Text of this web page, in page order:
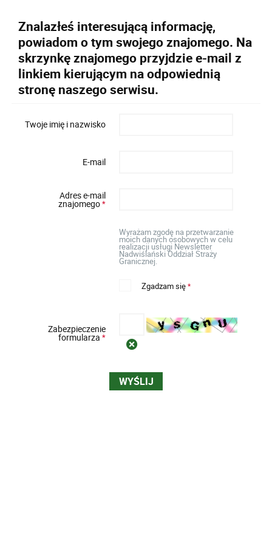
Znalazłeś interesującą informację,
powiadom o tym swojego znajomego. Na
skrzynkę znajomego przyjdzie e-mail z
linkiem kierującym na odpowiednią
stronę naszego serwisu.
Twoje imię i nazwisko
E-mail
Adres e-mail
znajomego*
Wyrażam zgodę na przetwarzanie
moich danych osobowych w celu
realizacji usługi Newsletter
Nadwiślański Oddział Straży
Granicznej.
Zgadzam się*
Zabezpieczenie
formularza*